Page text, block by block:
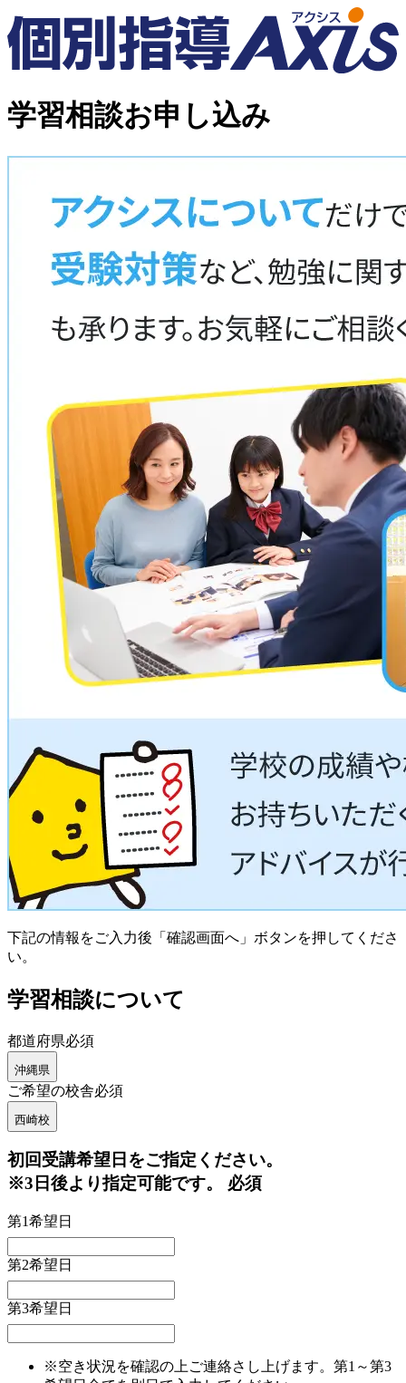
学習相談お申し込み
下記の情報をご入力後「確認画面へ」ボタンを押してくださ
い。
学習相談について
都道府県必須
沖縄県
ご希望の校舎必須
西崎校
初回受講希望日をご指定ください。
※3日後より指定可能です。 必須
第1希望日
第2希望日
第3希望日
※空き状況を確認の上ご連絡さし上げます。第1～第3